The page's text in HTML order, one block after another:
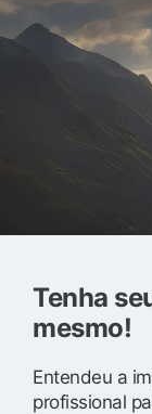
Tenha
mesmo!
Entendeu a
profissional